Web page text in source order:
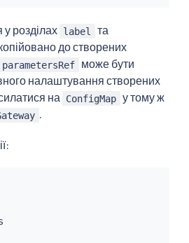
розділах label та
до створених
parametersRef
може бути
налаштування створених
на
ConfigMap у тому ж
.